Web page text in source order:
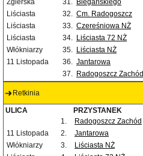
Zgierska
31. Biegańskiego
Liściasta
32. Cm. Radogoszcz
Liściasta
33. Czereśniowa NŻ
Liściasta
34. Liściasta 72 NŻ
Włókniarzy
35. Liściasta NŻ
11 Listopada
36. Jantarowa
37. Radogoszcz Zachód
Retkinia
ULICA PRZYSTANEK
1.
Radogoszcz Zachód
11 Listopada
2. Jantarowa
Włókniarzy
3. Liściasta NŻ